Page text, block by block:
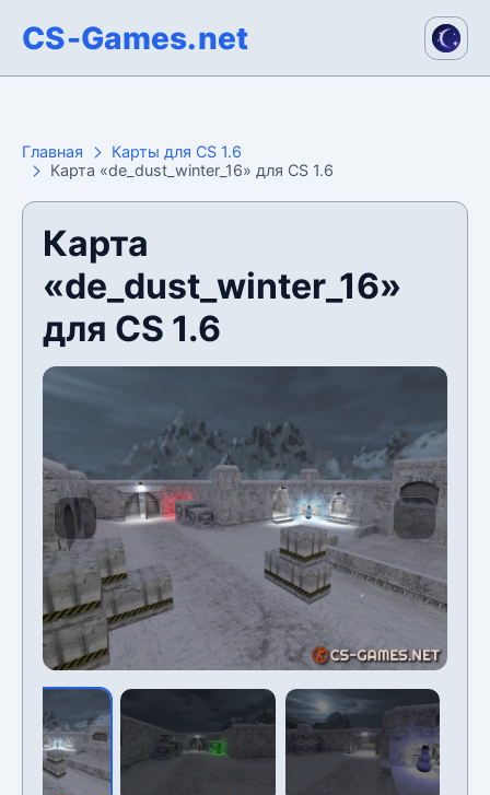
CS-Games.net
Главная
Карты для CS 1.6
Карта «de_dust_winter_16» для CS 1.6
Карта
«de_dust_winter_16»
для CS 1.6